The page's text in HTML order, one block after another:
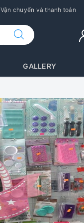
Vận chuyển và thanh toán
GALLERY